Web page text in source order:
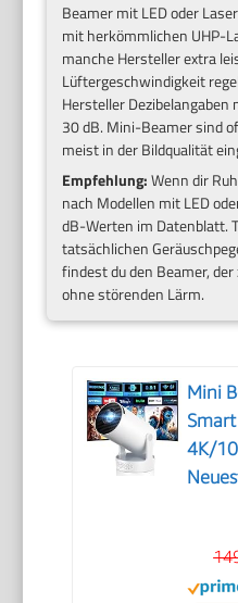
Beamer mit LED oder
mit herkömmlichen UHP-
manche Hersteller extra
Lüftergeschwindigkeit
Hersteller
30 dB. Mini-Beamer sind
meist in der Bildqualität
Empfehlung:Wenn dir
nach Modellen mit LED
dB-Werten im Datenblatt.
tatsächlichen
findest du den Beamer,
ohne störenden Lärm.
Mini
4K/